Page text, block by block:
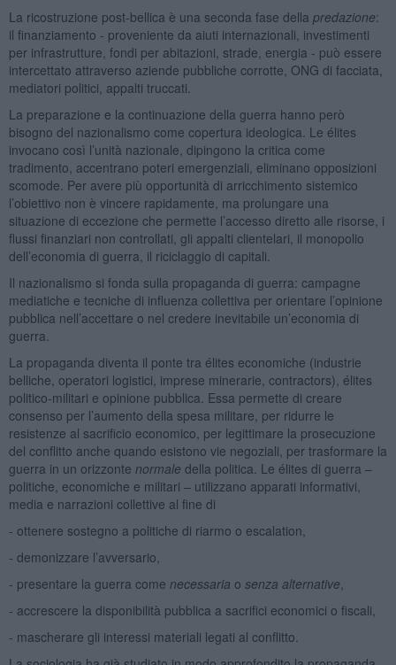
La ricostruzione post-bellica è una seconda fase della predazione:
il finanziamento - proveniente da aiuti internazionali, investimenti
per infrastrutture, fondi per abitazioni, strade, energia - può essere
intercettato attraverso aziende pubbliche corrotte, ONG di facciata,
mediatori politici, appalti truccati.
La preparazione e la continuazione della guerra hanno però
bisogno del nazionalismo come copertura ideologica. Le élites
invocano così l’unità nazionale, dipingono la critica come
tradimento, accentrano poteri emergenziali, eliminano opposizioni
scomode. Per avere più opportunità di arricchimento sistemico
l’obiettivo non è vincere rapidamente, ma prolungare una
situazione di eccezione che permette l’accesso diretto alle risorse, i
flussi finanziari non controllati, gli appalti clientelari, il monopolio
dell’economia di guerra, il riciclaggio di capitali.
Il nazionalismo si fonda sulla propaganda di guerra: campagne
mediatiche e tecniche di influenza collettiva per orientare l’opinione
pubblica nell’accettare o nel credere inevitabile un’economia di
guerra.
La propaganda diventa il ponte tra élites economiche (industrie
belliche, operatori logistici, imprese minerarie, contractors), élites
politico-militari e opinione pubblica. Essa permette di creare
consenso per l’aumento della spesa militare, per ridurre le
resistenze al sacrificio economico, per legittimare la prosecuzione
del conflitto anche quando esistono vie negoziali, per trasformare la
guerra in un orizzonte normale della politica. Le élites di guerra –
politiche, economiche e militari – utilizzano apparati informativi,
media e narrazioni collettive al fine di
- ottenere sostegno a politiche di riarmo o escalation,
- demonizzare l’avversario,
- presentare la guerra come necessaria o senza alternative
- accrescere la disponibilità pubblica a sacrifici economici o fiscali,
- mascherare gli interessi materiali legati al conflitto.